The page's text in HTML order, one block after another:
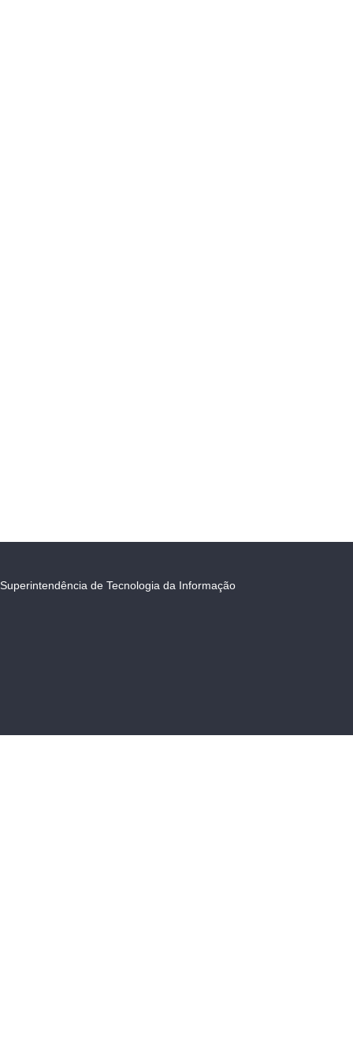
Superintendência de Tecnologia da Informação